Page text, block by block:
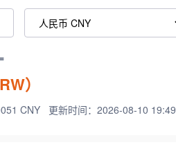
）
CNY 更新时间：2026-08-10